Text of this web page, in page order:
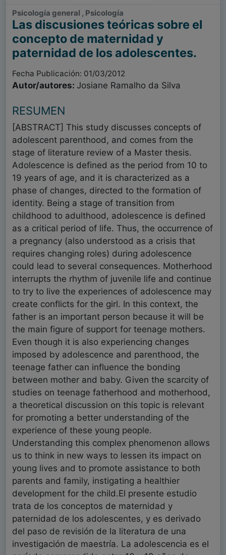
Psicología general , Psicología
Las discusiones teóricas sobre el
concepto de maternidad y
paternidad de los adolescentes.
Fecha Publicación: 01/03/2012
Autor/autores: Josiane Ramalho da Silva
RESUMEN
[ABSTRACT] This study discusses concepts of
adolescent parenthood, and comes from the
stage of literature review of a Master thesis.
Adolescence is defined as the period from 10 to
19 years of age, and it is characterized as a
phase of changes, directed to the formation of
identity. Being a stage of transition from
childhood to adulthood, adolescence is defined
as a critical period of life. Thus, the occurrence of
a pregnancy (also understood as a crisis that
requires changing roles) during adolescence
could lead to several consequences. Motherhood
interrupts the rhythm of juvenile life and continue
to try to live the experiences of adolescence may
create conflicts for the girl. In this context, the
father is an important person because it will be
the main figure of support for teenage mothers.
Even though it is also experiencing changes
imposed by adolescence and parenthood, the
teenage father can influence the bonding
between mother and baby. Given the scarcity of
studies on teenage fatherhood and motherhood,
a theoretical discussion on this topic is relevant
for promoting a better understanding of the
experience of these young people.
Understanding this complex phenomenon allows
us to think in new ways to lessen its impact on
young lives and to promote assistance to both
parents and family, instigating a healthier
development for the child.El presente estudio
trata de los conceptos de maternidad y
paternidad de los adolescentes, y es derivado
del paso de revisión de la literatura de una
investigación de maestría. La adolescencia es el